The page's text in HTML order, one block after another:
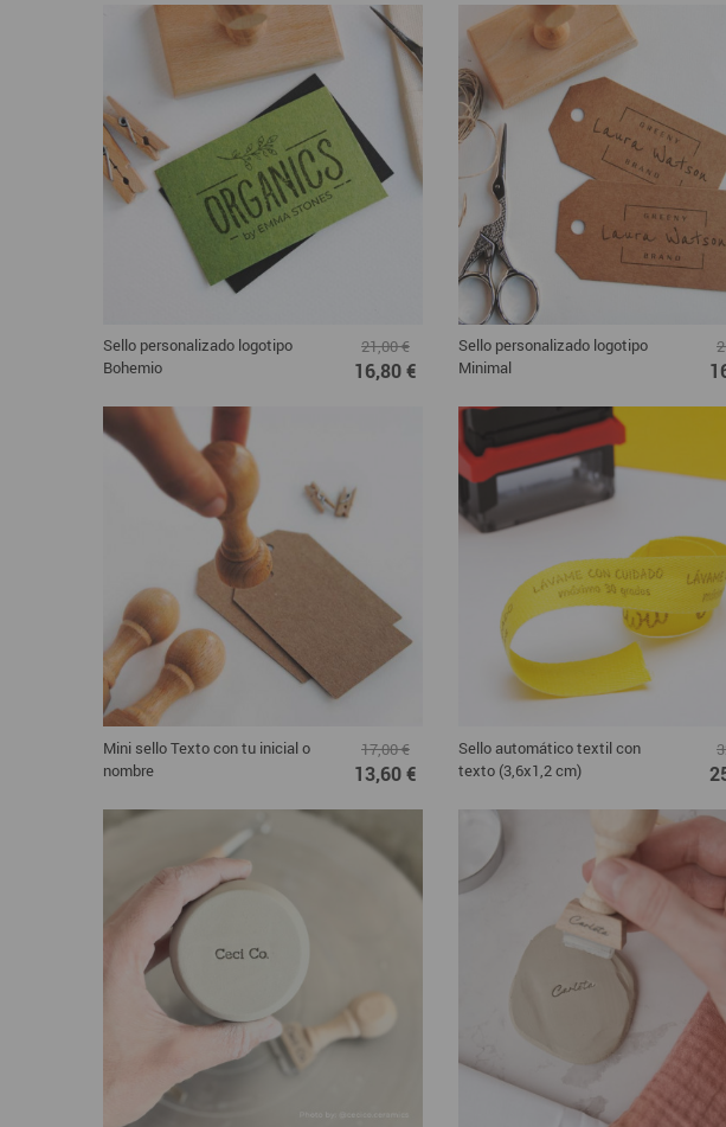
Sello personalizado logotipo
Bohemio
21,00 €
16,80 €
Sello personalizado logotipo
Minimal
Mini sello Texto con tu inicial o
nombre
17,00 €
13,60 €
Sello automático textil con
texto (3,6x1,2 cm)